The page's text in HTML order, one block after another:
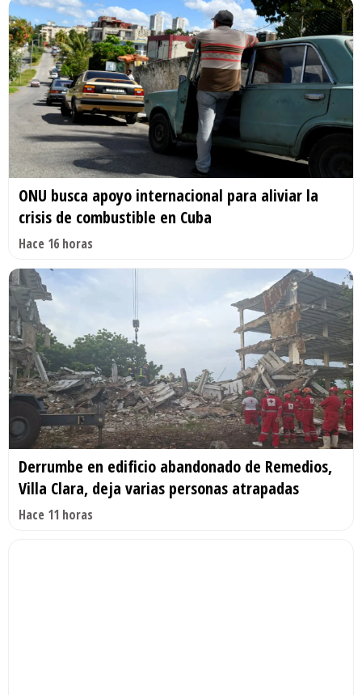
ONU busca apoyo internacional para aliviar la
crisis de combustible en Cuba
Hace 16 horas
Derrumbe en edificio abandonado de Remedios,
Villa Clara, deja varias personas atrapadas
Hace 11 horas